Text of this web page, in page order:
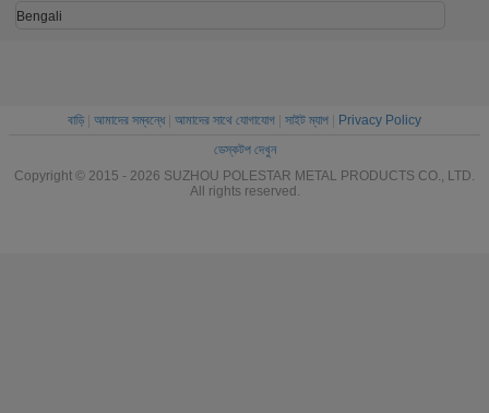
Bengali
বাড়ি| আমাদের সম্বন্ধে| আমাদের সাথে যোগাযোগ সাইট ম্যাপ
Privacy Policy
ডেস্কটপ দেখুন
Copyright © 2015 - 2026 SUZHOU POLESTAR METAL PRODUCTS CO., LTD.
All rights reserved.